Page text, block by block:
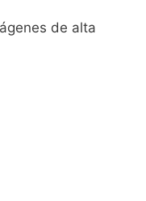
de alta